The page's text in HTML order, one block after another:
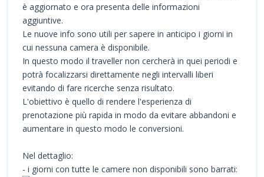
è aggiornato e ora presenta delle informazioni
aggiuntive.
Le nuove info sono utili per sapere in anticipo i giorni in
cui nessuna camera è disponibile.
In questo modo il traveller non cercherà in quei periodi e
potrà focalizzarsi direttamente negli intervalli liberi
evitando di fare ricerche senza risultato.
L'obiettivo è quello di rendere l'esperienza di
prenotazione più rapida in modo da evitare abbandoni e
aumentare in questo modo le conversioni.
Nel dettaglio:
- i giorni con tutte le camere non disponibili sono barrati: